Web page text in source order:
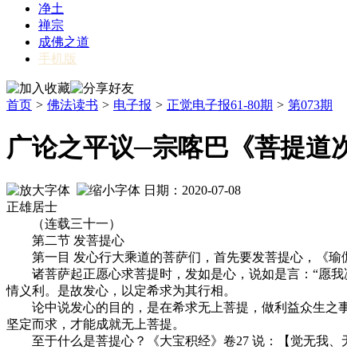
净土
禅宗
成佛之道
手机版
首页 > 佛法读书 > 电子报 > 正觉电子报61-80期 > 第073期
广论之平议─宗喀巴《菩提道
日期：2020-07-08
正雄居士
（连载三十一）
第二节 发菩提心
第一目 发心行大乘道的菩萨们，首先要发菩提心，《瑜
诸菩萨起正愿心求菩提时，发如是心，说如是言：“愿我
情义利。是故发心，以定希求为其行相。
论中说发心的目的，是在希求无上菩提，做利益众生之
坚定而求，才能成就无上菩提。
至于什么是菩提心？《大宝积经》卷27 说：【觉无我、